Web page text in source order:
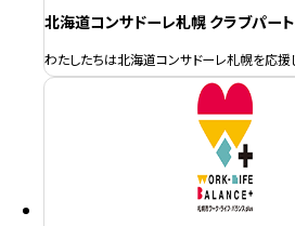
北海道コンサドーレ札幌 クラブパー
わたしたちは北海道コンサドーレ札幌を応援